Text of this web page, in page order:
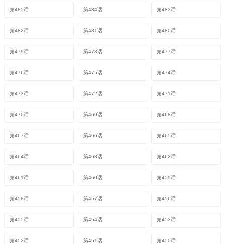
第485话 第484话 第483话
第482话 第481话 第480话
第479话 第478话 第477话
第476话 第475话 第474话
第473话 第472话 第471话
第470话 第469话 第468话
第467话 第466话 第465话
第464话 第463话 第462话
第461话 第460话 第459话
第458话 第457话 第456话
第455话 第454话 第453话
第452话 第451话 第450话